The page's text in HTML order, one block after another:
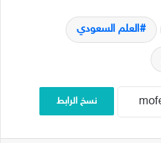
العلم السعودي
نسخ الرابط